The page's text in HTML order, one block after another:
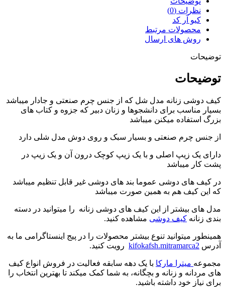
نظرات (0)
کیو آر کد
محصولات مرتبط
روش های ارسال
توضیحات
توضیحات
کیف دوشی زنانه مدل شل که از جنس چرم صنعتی و جادار میباشد
بسیار مناسب برای دانشجوها و زنان دبیر که جزوه و کتاب های
بزرگ استفاده میکنن میباشد
از جنس چرم صنعتی و بسیار سبک و روی دوش مدل شلی دارد
دارای یک زیپ اصلی و با یک زیپ کوچک درون آن و یک زیپ در
پشت کار میباشد
در کیف های دوشی عموما بند های دوشی غیر قابل تنظیم میباشد
که این کیف هم به همین صورت میباشد
مدل های بیشتر از این کیف های دوشی زنانه را میتوانید در دسته
بندی زنانه کیف دوشی مشاهده کنید.
همینطور میتوانید تنوع بیشتر محصولات را در پیج اینستاگرامی ما به
آدرس kifokafsh.mitramarca2 رویت کنید.
مجموعه میترا مارکا با یک دهه سابقه فعالیت در فروش انواع کیف
های مردانه و زنانه و بچگانه، به شما کمک میکند تا بهترین انتخاب را
برای نیاز خود داشته باشید.